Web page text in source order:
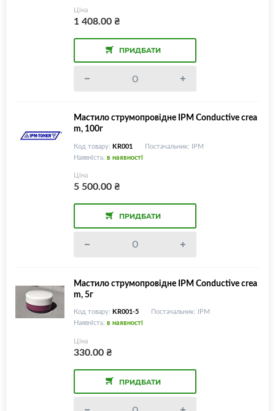
Ціна
1 408.00₴
ПРИДБАТИ
Мастило струмопровідне IPM Conductive crea
m, 100г
Код товару: KR001
Постачальник: IPM
Наявність: в наявності
Ціна
5 500.00₴
ПРИДБАТИ
Мастило струмопровідне IPM Conductive crea
m, 5г
Код товару: KR001-5
Постачальник: IPM
Наявність: в наявності
Ціна
330.00₴
ПРИДБАТИ